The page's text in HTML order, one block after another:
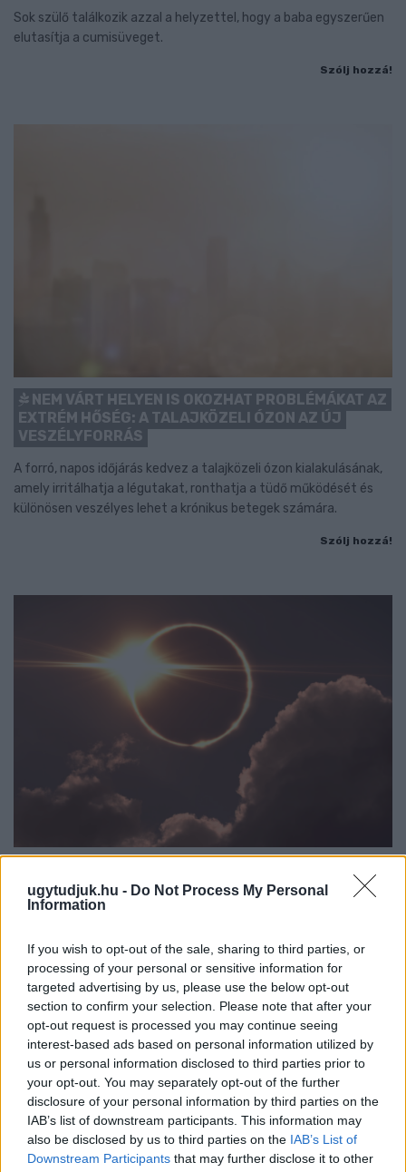
ugytudjuk.hu - Do Not Process My Personal
Information
If you wish to opt-out of the sale, sharing to third parties, or
processing of your personal or sensitive information for
targeted advertising by us, please use the below opt-out
section to confirm your selection. Please note that after your
opt-out request is processed you may continue seeing
interest-based ads based on personal information utilized by
us or personal information disclosed to third parties prior to
your opt-out. You may separately opt-out of the further
disclosure of your personal information by third parties on the
IAB’s list of downstream participants. This information may
also be disclosed by us to third parties on the IAB’s List of
Downstream Participants that may further disclose it to other
Sok szülő találkozik azzal a helyzettel, hogy a baba egyszerűen
elutasítja a cumisüveget.
Szólj hozzá!
NEM VÁRT HELYEN IS OKOZHAT PROBLÉMÁKAT AZ
EXTRÉM HŐSÉG: A TALAJKÖZELI ÓZON AZ ÚJ
VESZÉLYFORRÁS
A forró, napos időjárás kedvez a talajközeli ózon kialakulásának,
amely irritálhatja a légutakat, ronthatja a tüdő működését és
különösen veszélyes lehet a krónikus betegek számára.
Szólj hozzá!
NAPFOGYATKOZÁS: KÜLÖNLEGES CSILLAGÁSZATI
PROGRAMOK JÖNNEK GYŐRBEN ÉS NYÚLON
megfigyelések, zenés installációk és lézeres csillagtúrák mellett
augusztus 12-én egy látványos részleges napfogyatkozást is
megfigyelhetnek az érdeklődők.
Szólj hozzá!